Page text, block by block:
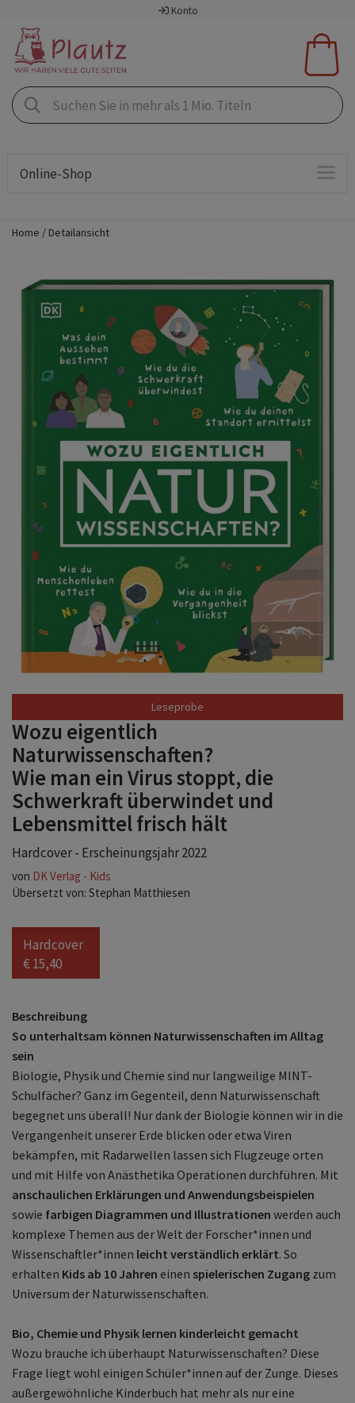
Konto
Online-Shop
Home Detailansicht
Wozu eigentlich
Naturwissenschaften?
Wie man ein Virus stoppt, die
Schwerkraft überwindet und
Lebensmittel frisch hält
Hardcover - Erscheinungsjahr 2022
von DK Verlag - Kids
Übersetzt von: Stephan Matthiesen
Hardcover
€ 15,40
Beschreibung
So unterhaltsam können Naturwissenschaften im Alltag
sein
Biologie, Physik und Chemie sind nur langweilige MINT-
Schulfächer? Ganz im Gegenteil, denn Naturwissenschaft
begegnet uns überall! Nur dank der Biologie können wir in die
Vergangenheit unserer Erde blicken oder etwa Viren
bekämpfen, mit Radarwellen lassen sich Flugzeuge orten
und mit Hilfe von Anästhetika Operationen durchführen. Mit
anschaulichen Erklärungen und Anwendungsbeispielen
sowie farbigen Diagrammen und Illustrationen werden auch
komplexe Themen aus der Welt der Forscher*innen und
Wissenschaftler*innen leicht verständlich erklärt. So
erhalten Kids ab 10 Jahren einen spielerischen Zugang zum
Universum der Naturwissenschaften.
Bio, Chemie und Physik lernen kinderleicht gemacht
Wozu brauche ich überhaupt Naturwissenschaften? Diese
Frage liegt wohl einigen Schüler*innen auf der Zunge. Dieses
außergewöhnliche Kinderbuch hat mehr als nur eine